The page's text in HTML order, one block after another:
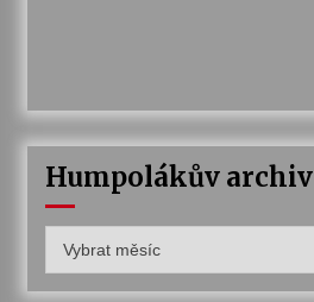
Humpolákův archiv
archiv